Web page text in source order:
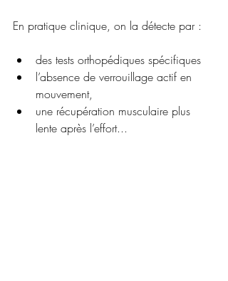
En pratique clinique, on la détecte par :
des tests orthopédiques spécifiques
l’absence de verrouillage actif en
mouvement,
une récupération musculaire plus
lente après l’effort...